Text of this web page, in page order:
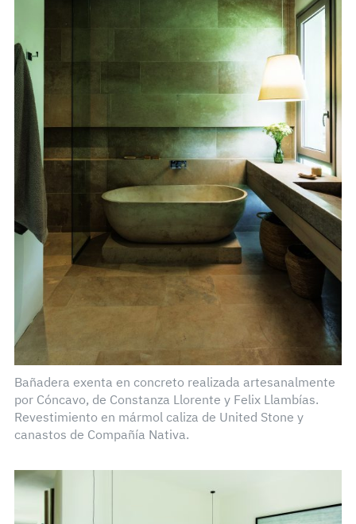
Bañadera exenta en concreto realizada artesanalmente
por Cóncavo, de Constanza Llorente y Felix Llambías.
Revestimiento en mármol caliza de United Stone y
canastos de Compañía Nativa.